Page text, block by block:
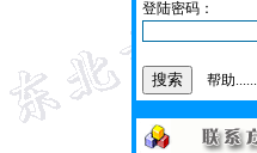
登陆密码：
帮助......